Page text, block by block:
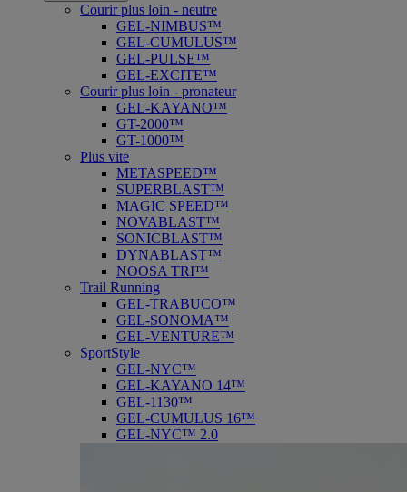
Courir plus loin - neutre
GEL-NIMBUS™
GEL-CUMULUS™
GEL-PULSE™
GEL-EXCITE™
Courir plus loin - pronateur
GEL-KAYANO™
GT-2000™
GT-1000™
Plus vite
METASPEED™
SUPERBLAST™
MAGIC SPEED™
NOVABLAST™
SONICBLAST™
DYNABLAST™
NOOSA TRI™
Trail Running
GEL-TRABUCO™
GEL-SONOMA™
GEL-VENTURE™
SportStyle
GEL-NYC™
GEL-KAYANO 14™
GEL-1130™
GEL-CUMULUS 16™
GEL-NYC™ 2.0